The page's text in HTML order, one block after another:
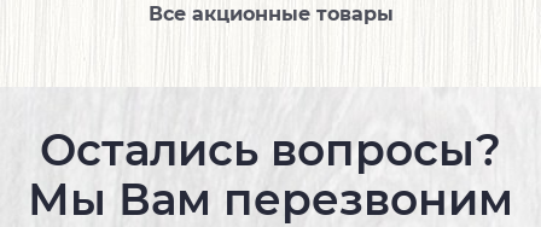
Все акционные товары
Остались вопросы?
Мы Вам перезвоним